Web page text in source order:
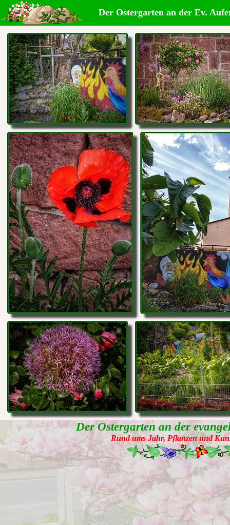
Der Ostergarten an der Ev.
Der Ostergarten an der
Rund ums Jahr, Pflanzen und